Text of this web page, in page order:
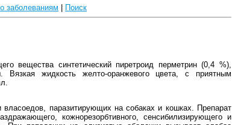
заболеваниям Поиск
вещества синтетический пиретроид перметрин (0,4 %),
Вязкая жидкость желто-оранжевого цвета, с приятным
паразитирующих на собаках и кошках. Препарат
кожнорезорбтивного, сенсибилизирующего и